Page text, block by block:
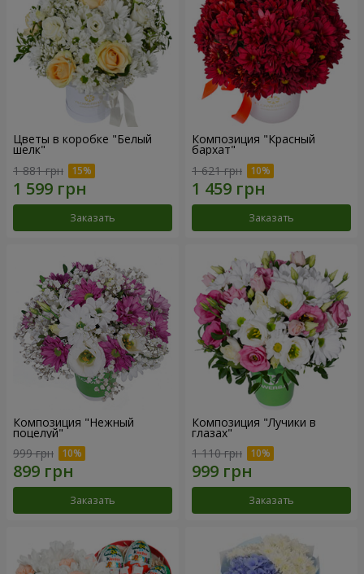
Цветы в коробке "Белый
шелк"
1 881 грн
Заказать
Композиция "Красный
бархат"
1 621 грн
Заказать
Композиция "Нежный
поцелуй"
999 грн
Заказать
Композиция "Лучики в
глазах"
1 110 грн
Заказать